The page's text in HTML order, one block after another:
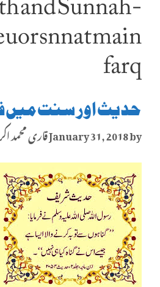
uor snnat main
farq
حدیث اور سنت میں
January 31, 2018by قاری محمد